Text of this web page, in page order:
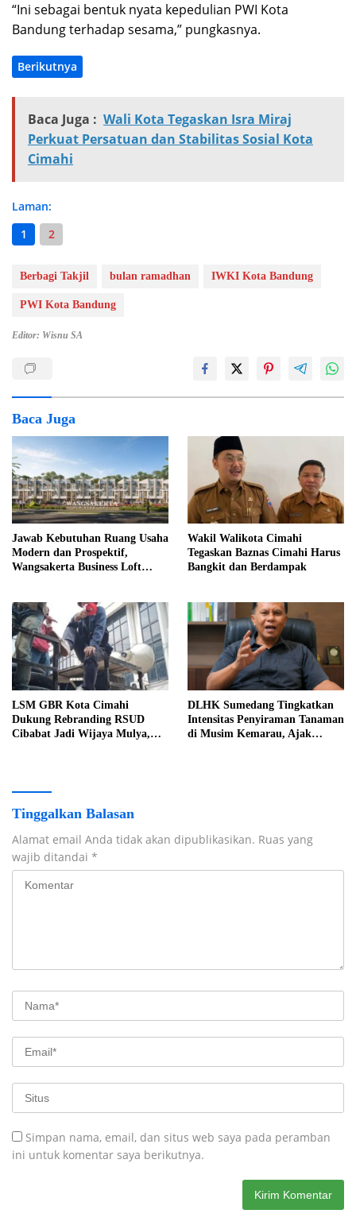
“Ini sebagai bentuk nyata kepedulian PWI Kota
Bandung terhadap sesama,” pungkasnya.
Berikutnya
Baca Juga : Wali Kota Tegaskan Isra Miraj
Perkuat Persatuan dan Stabilitas Sosial Kota
Cimahi
Laman:
1
2
Berbagi Takjil bulan ramadhan IWKI Kota Bandung
PWI Kota Bandung
Editor: Wisnu SA
Baca Juga
Jawab Kebutuhan Ruang Usaha
Modern dan Prospektif,
Wangsakerta Business Loft
Wakil Walikota Cimahi
Tegaskan Baznas Cimahi Harus
Bangkit dan Berdampak
LSM GBR Kota Cimahi
Dukung Rebranding RSUD
Cibabat Jadi Wijaya Mulya,
DLHK Sumedang Tingkatkan
Intensitas Penyiraman Tanaman
di Musim Kemarau, Ajak
Tinggalkan Balasan
Alamat email Anda tidak akan dipublikasikan. Ruas yang
wajib ditandai *
Simpan nama, email, dan situs web saya pada peramban
ini untuk komentar saya berikutnya.